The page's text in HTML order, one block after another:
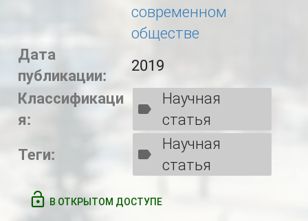
современном
обществе
Дата
публикации:
2019
Классификаци
я:
Научная
статья
Теги:
Научная
статья
В ОТКРЫТОМ ДОСТУПЕ